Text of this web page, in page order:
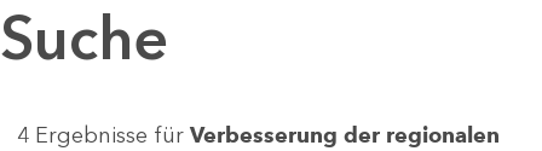
Suche
4 Ergebnisse für Verbesserung der regionalen